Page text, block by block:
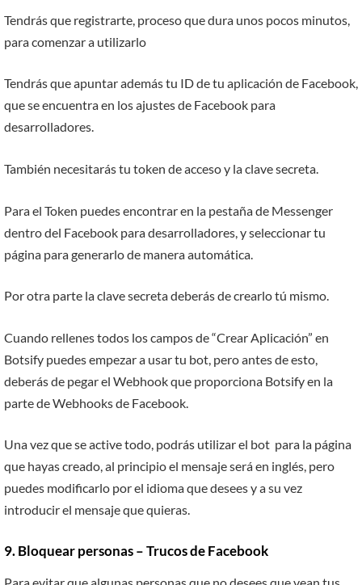
Tendrás que registrarte, proceso que dura unos pocos minutos,
para comenzar a utilizarlo
Tendrás que apuntar además tu ID de tu aplicación de Facebook,
que se encuentra en los ajustes de Facebook para
desarrolladores.
También necesitarás tu token de acceso y la clave secreta.
Para el Token puedes encontrar en la pestaña de Messenger
dentro del Facebook para desarrolladores, y seleccionar tu
página para generarlo de manera automática.
Por otra parte la clave secreta deberás de crearlo tú mismo.
Cuando rellenes todos los campos de “Crear Aplicación” en
Botsify puedes empezar a usar tu bot, pero antes de esto,
deberás de pegar el Webhook que proporciona Botsify en la
parte de Webhooks de Facebook.
Una vez que se active todo, podrás utilizar el bot para la página
que hayas creado, al principio el mensaje será en inglés, pero
puedes modificarlo por el idioma que desees y a su vez
introducir el mensaje que quieras.
9. Bloquear personas – Trucos de Facebook
Para evitar que algunas personas que no desees que vean tus